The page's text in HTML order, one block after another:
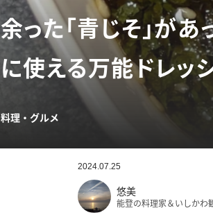
余った「青じそ」が
に使える万能ドレッ
料理・グルメ
2024.07.25
悠美
能登の料理家＆いしかわ